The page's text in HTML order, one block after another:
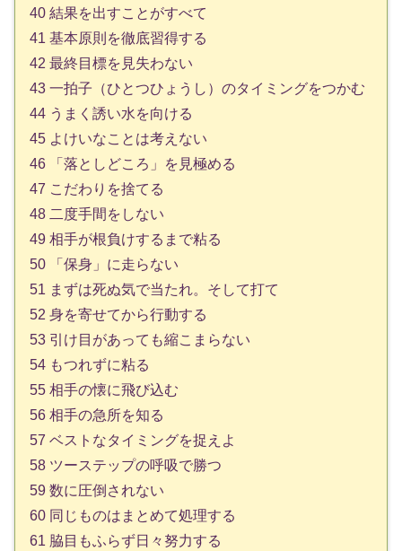
40 結果を出すことがすべて
41 基本原則を徹底習得する
42 最終目標を見失わない
43 一拍子（ひとつひょうし）のタイミングをつかむ
44 うまく誘い水を向ける
45 よけいなことは考えない
46 「落としどころ」を見極める
47 こだわりを捨てる
48 二度手間をしない
49 相手が根負けするまで粘る
50 「保身」に走らない
51 まずは死ぬ気で当たれ。そして打て
52 身を寄せてから行動する
53 引け目があっても縮こまらない
54 もつれずに粘る
55 相手の懐に飛び込む
56 相手の急所を知る
57 ベストなタイミングを捉えよ
58 ツーステップの呼吸で勝つ
59 数に圧倒されない
60 同じものはまとめて処理する
61 脇目もふらず日々努力する